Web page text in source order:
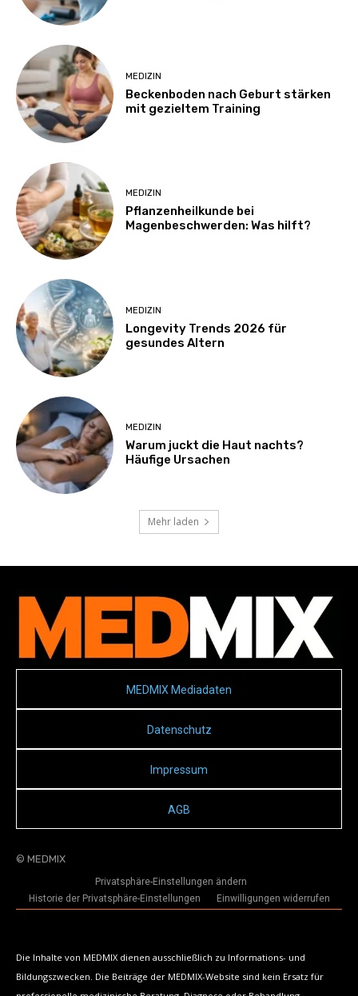
MEDIZIN
Beckenboden nach Geburt stärken
mit gezieltem Training
MEDIZIN
Pflanzenheilkunde bei
Magenbeschwerden: Was hilft?
MEDIZIN
Longevity Trends 2026 für
gesundes Altern
MEDIZIN
Warum juckt die Haut nachts?
Häufige Ursachen
Mehr laden
MEDMIX Mediadaten
Datenschutz
Impressum
AGB
© MEDMIX
Privatsphäre-Einstellungen ändern
Historie der Privatsphäre-Einstellungen
Einwilligungen widerrufen
Die Inhalte von MEDMIX dienen ausschließlich zu Informations- und
Bildungszwecken. Die Beiträge der MEDMIX-Website sind kein Ersatz für